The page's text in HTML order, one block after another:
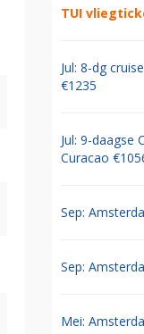
TUI
Jul: 8-dg
€1235
Jul: 9-daagse
Curacao
Sep:
Sep:
Mei: